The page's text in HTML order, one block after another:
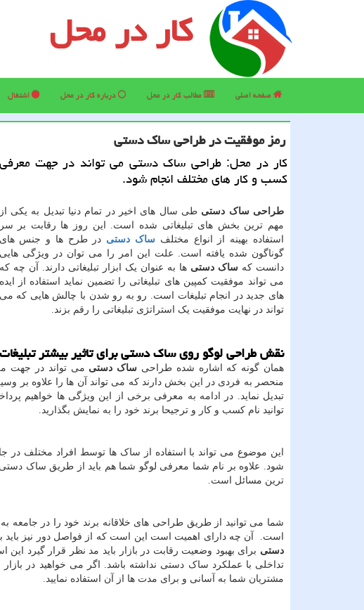
کار در محل
صفحه اصلی مطالب كار در محل درباره كار در محل اشتغال
رمز موفقیت در طراحی ساك دستی
كار در محل: طراحی ساك دستی می تواند در جهت معرفی
كسب و كار های مختلف انجام شود.
طراحی ساک دستی طی سال های اخیر در تمام دنیا تبدیل به یکی از
مهم ترین بخش های تبلیغاتی شده است. این روز ها رقابت بر سر
استفاده بهینه از انواع مختلف ساک دستی در طرح ها و جنس های
گوناگون شده یافته است. علت این امر را می توان در ویژگی هایی
دانست کهساک دستی ها به عنوان یک ابزار تبلیغاتی دارند. آن چه که
می تواند موفقیت کمپین های تبلیغاتی را تضمین نماید استفاده از ایده
های جدید در انجام تبلیغات است. رو به رو شدن با چالش هایی که می
تواند در نهایت موفقیت یک استراتژی تبلیغاتی را رقم بزند.
نقش طراحی لوگو روی ساک دستی برای تاثیر بیشتر تبلیغات
همان گونه که اشاره شده طراحی ساک دستی می تواند در جهت
منحصر به فردی در این بخش دارند که می تواند آن ها را علاوه بر
تبدیل نماید. در ادامه به معرفی برخی از این ویژگی ها خواهیم
توانید نام کسب و کار و ترجیحا برند خود را به نمایش بگذارید.
این موضوع می تواند با استفاده از ساک ها توسط افراد مختلف
شود. علاوه بر نام شما معرفی لوگو شما هم باید از طریق ساک
ترین مسائل است.
شما می توانید از طریق طراحی های خلاقانه برند خود را در
است. آن چه دارای اهمیت است این است که از فواصل دور نیز باید
دستی برای بهبود وضعیت رقابت در بازار باید مد نظر قرار گیرد
تداخلی با عملکرد ساک دستی نداشته باشد. اگر می خواهید در
مشتریان شما به آسانی و برای مدت ها از آن استفاده نمایید.